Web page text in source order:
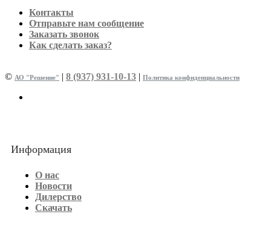
Контакты
Отправьте нам сообщение
Заказать звонок
Как сделать заказ?
© АО "Решение" | 8 (937) 931-10-13 | Политика конфиденциальности
Информация
О нас
Новости
Дилерство
Скачать